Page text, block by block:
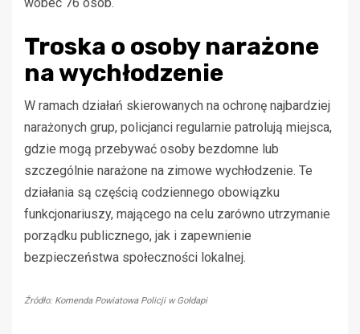
Troska o osoby narażone
na wychłodzenie
W ramach działań skierowanych na ochronę najbardziej
narażonych grup, policjanci regularnie patrolują miejsca,
gdzie mogą przebywać osoby bezdomne lub
szczególnie narażone na zimowe wychłodzenie. Te
działania są częścią codziennego obowiązku
funkcjonariuszy, mającego na celu zarówno utrzymanie
porządku publicznego, jak i zapewnienie
bezpieczeństwa społeczności lokalnej.
Źródło: Komenda Powiatowa Policji w Gołdapi